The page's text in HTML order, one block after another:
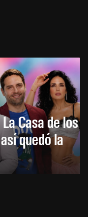
Casa de los
quedó la